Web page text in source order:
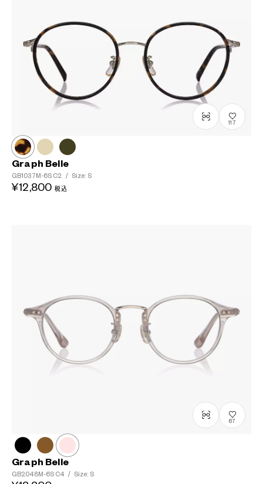
117
Graph Belle
GB1037M-6S C2 / Size: S
¥12,800 税込
67
Graph Belle
GB2048M-6S C4 / Size: S